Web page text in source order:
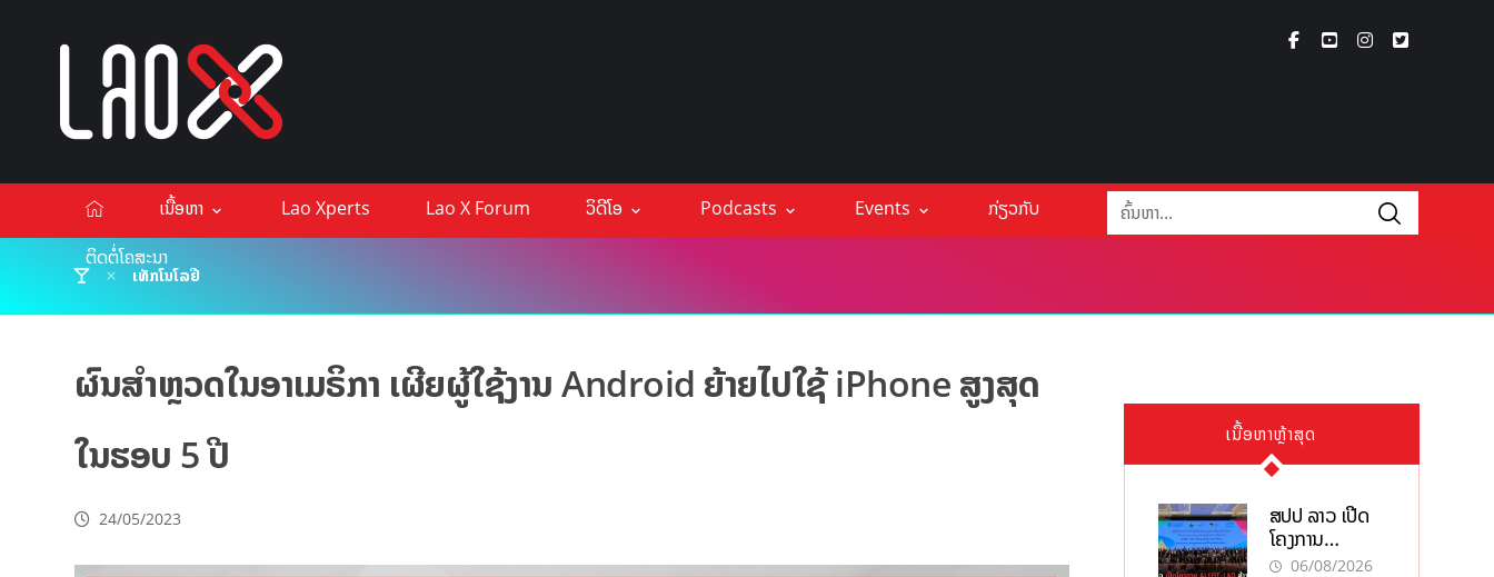
ເນື້ອຫາ Lao Xperts Lao X Forum ວິດີໂອ Podcasts Events
ກ່ຽວກັບ
ຕິດຕໍ່ໂຄສະນາ
ເທັກໂນໂລຢີ
ຜົນສຳຫຼວດໃນອາເມຣິກາ ເຜີຍຜູ້ໃຊ້ງານ Android ຍ້າຍໄປໃຊ້ iPhone ສູງສຸດ
ໃນຮອບ 5 ປີ
24/05/2023
ເນື້ອຫາຫຼ້າສຸດ
ສປປ ລາວ ເປີດ
ໂຄງການ
ALERT-LAO
06/08/2026